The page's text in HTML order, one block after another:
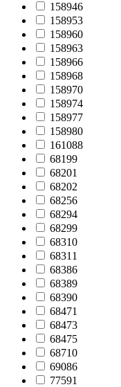
158946
158953
158960
158963
158966
158968
158970
158974
158977
158980
161088
68199
68201
68202
68256
68294
68299
68310
68311
68386
68389
68390
68471
68473
68475
68710
69086
77591